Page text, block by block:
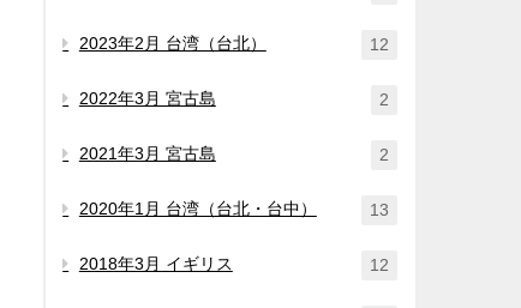
2023年2月 台湾（台北） 12
2022年3月 宮古島 2
2021年3月 宮古島 2
2020年1月 台湾（台北・台中） 13
2018年3月 イギリス 12